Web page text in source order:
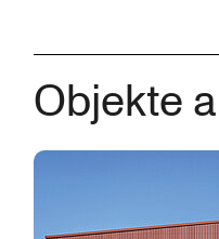
Objekte